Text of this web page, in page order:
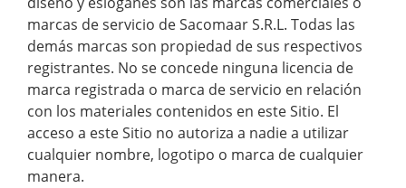
marcas de servicio de Sacomaar S.R.L. Todas las
demás marcas son propiedad de sus respectivos
registrantes. No se concede ninguna licencia de
marca registrada o marca de servicio en relación
con los materiales contenidos en este Sitio. El
acceso a este Sitio no autoriza a nadie a utilizar
cualquier nombre, logotipo o marca de cualquier
manera.